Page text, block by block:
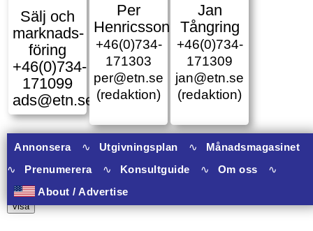
Sälj och
marknads­
föring
+46(0)734-
171099
ads@etn.se
Per
Henricsson
+46(0)734-
171303
per@etn.se
(redaktion)
Jan
Tångring
+46(0)734-
171309
jan@etn.se
(redaktion)
Annonsera ∿ Utgivningsplan ∿
Månadsmagasinet
∿
Prenumerera ∿ Konsultguide ∿ Om oss
∿
About / Advertise
11 banners varav 11 har onclick.